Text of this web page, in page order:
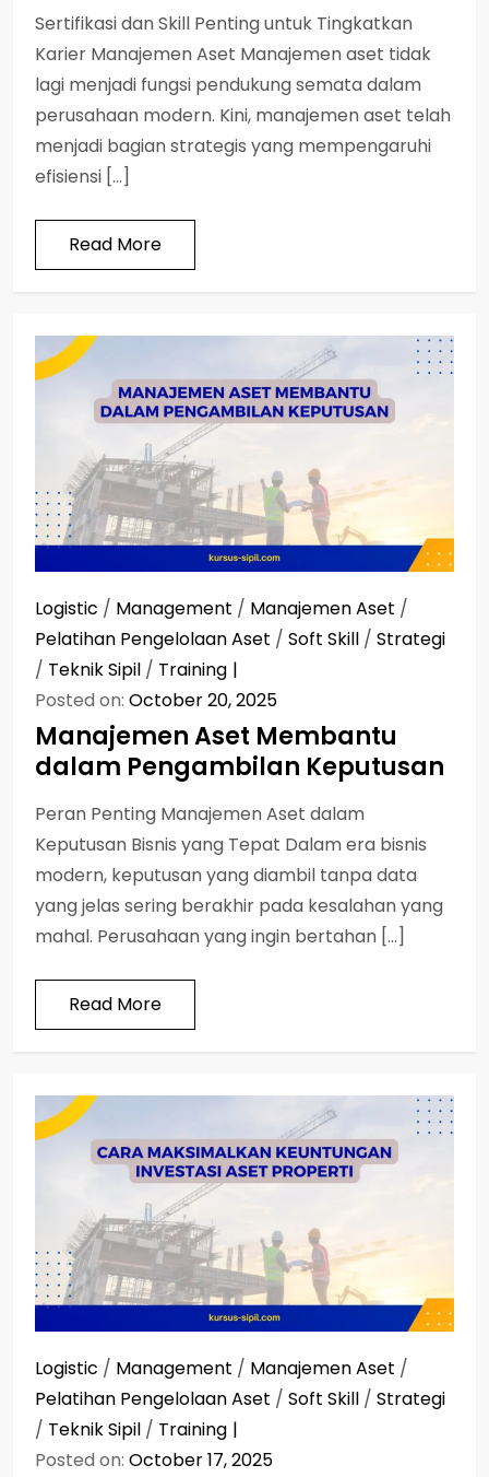
Sertifikasi dan Skill Penting untuk Tingkatkan
Karier Manajemen Aset Manajemen aset tidak
lagi menjadi fungsi pendukung semata dalam
perusahaan modern. Kini, manajemen aset telah
menjadi bagian strategis yang mempengaruhi
efisiensi […]
Read More
Logistic / Management / Manajemen Aset /
Pelatihan Pengelolaan Aset / Soft Skill / Strategi
/ Teknik Sipil / Training
Posted on: October 20, 2025
Manajemen Aset Membantu
dalam Pengambilan Keputusan
Peran Penting Manajemen Aset dalam
Keputusan Bisnis yang Tepat Dalam era bisnis
modern, keputusan yang diambil tanpa data
yang jelas sering berakhir pada kesalahan yang
mahal. Perusahaan yang ingin bertahan […]
Read More
Logistic / Management / Manajemen Aset /
Pelatihan Pengelolaan Aset / Soft Skill / Strategi
/ Teknik Sipil / Training
Posted on: October 17, 2025